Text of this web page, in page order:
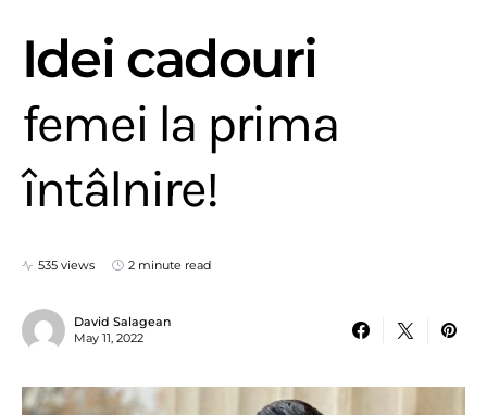
Idei cadouri
femei la prima
întâlnire!
535 views 2 minute read
David Salagean
May 11, 2022